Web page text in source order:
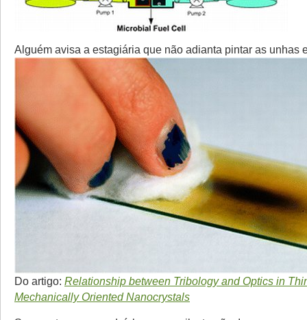
Alguém avisa a estagiária que não adianta pintar as unhas
Do artigo: Relationship between Tribology and Optics in
Mechanically Oriented Nanocrystals